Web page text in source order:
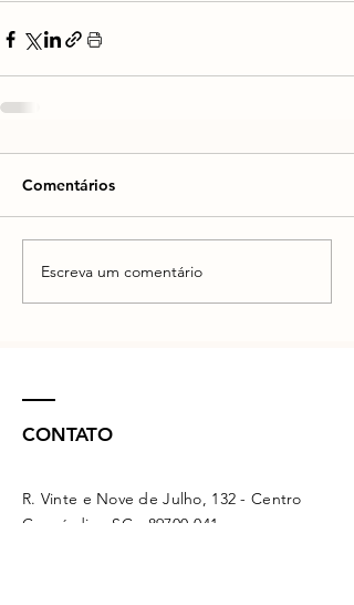
Comentários
Escreva um comentário
CONTATO
R. Vinte e Nove de Julho, 132 - Centro
Concórdia - SC - 89700-041